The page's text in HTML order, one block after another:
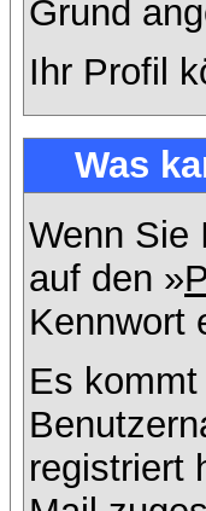
Grund
Ihr Profil
Was
Wenn Sie
auf den »
Kennwort
Es
registriert